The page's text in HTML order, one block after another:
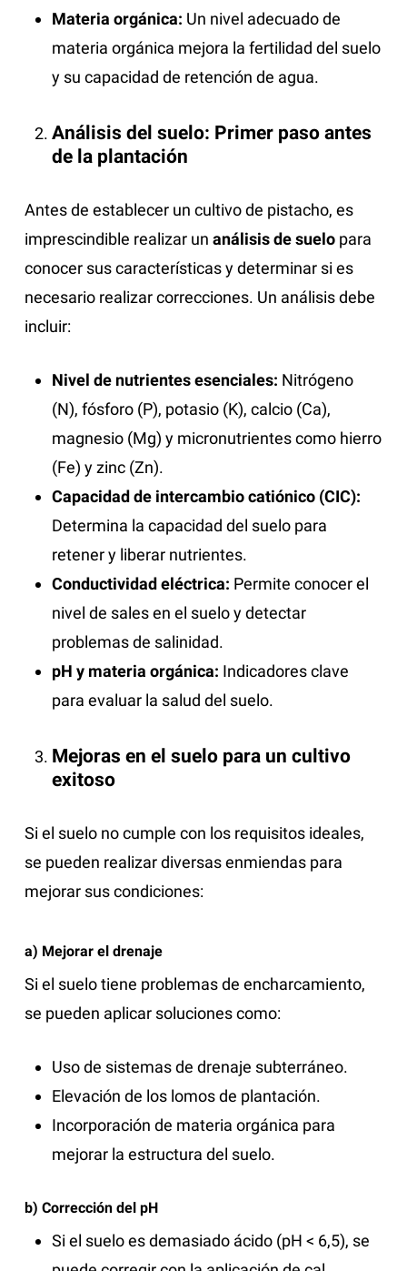
Materia orgánica: Un nivel adecuado de
materia orgánica mejora la fertilidad del suelo
y su capacidad de retención de agua.
Análisis del suelo: Primer paso antes
de la plantación
Antes de establecer un cultivo de pistacho, es
imprescindible realizar un análisis de suelopara
conocer sus características y determinar si es
necesario realizar correcciones. Un análisis debe
incluir:
Nivel de nutrientes esenciales: Nitrógeno
(N), fósforo (P), potasio (K), calcio (Ca),
magnesio (Mg) y micronutrientes como hierro
(Fe) y zinc (Zn).
Capacidad de intercambio catiónico (CIC):
Determina la capacidad del suelo para
retener y liberar nutrientes.
Conductividad eléctrica: Permite conocer el
nivel de sales en el suelo y detectar
problemas de salinidad.
pH y materia orgánica: Indicadores clave
para evaluar la salud del suelo.
Mejoras en el suelo para un cultivo
exitoso
Si el suelo no cumple con los requisitos ideales,
se pueden realizar diversas enmiendas para
mejorar sus condiciones:
a) Mejorar el drenaje
Si el suelo tiene problemas de encharcamiento,
se pueden aplicar soluciones como:
Uso de sistemas de drenaje subterráneo.
Elevación de los lomos de plantación.
Incorporación de materia orgánica para
mejorar la estructura del suelo.
b) Corrección del pH
Si el suelo es demasiado ácido (pH < 6,5), se